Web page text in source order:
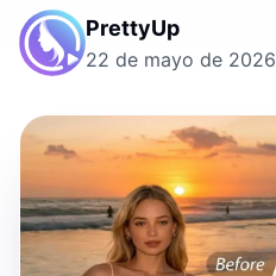
PrettyUp
22 de mayo de 2026